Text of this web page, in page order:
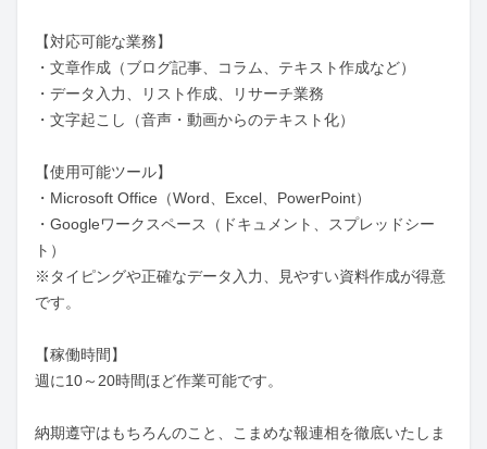
【対応可能な業務】
・文章作成（ブログ記事、コラム、テキスト作成など）
・データ入力、リスト作成、リサーチ業務
・文字起こし（音声・動画からのテキスト化）
【使用可能ツール】
・Microsoft Office（Word、Excel、PowerPoint）
・Googleワークスペース（ドキュメント、スプレッドシー
ト）
※タイピングや正確なデータ入力、見やすい資料作成が得意
です。
【稼働時間】
週に10～20時間ほど作業可能です。
納期遵守はもちろんのこと、こまめな報連相を徹底いたしま